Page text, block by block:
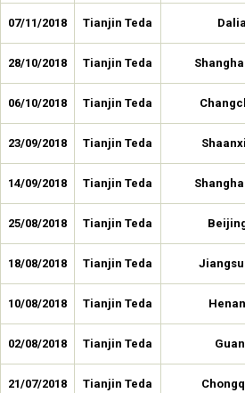
07/11/2018 Tianjin Teda
28/10/2018 Tianjin Teda
06/10/2018 Tianjin Teda
23/09/2018 Tianjin Teda
14/09/2018 Tianjin Teda
25/08/2018 Tianjin Teda
18/08/2018 Tianjin Teda
10/08/2018 Tianjin Teda
02/08/2018 Tianjin Teda
21/07/2018 Tianjin Teda